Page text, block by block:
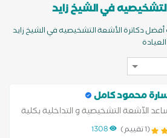
في الشيخ زايد
دكاترة الأشعة التشخيصيه في الشيخ زايد
محمود كامل
الآشعة التشخيصية و التداخلية بكلية
جامعة القاهرة (1 تقييم) 1308